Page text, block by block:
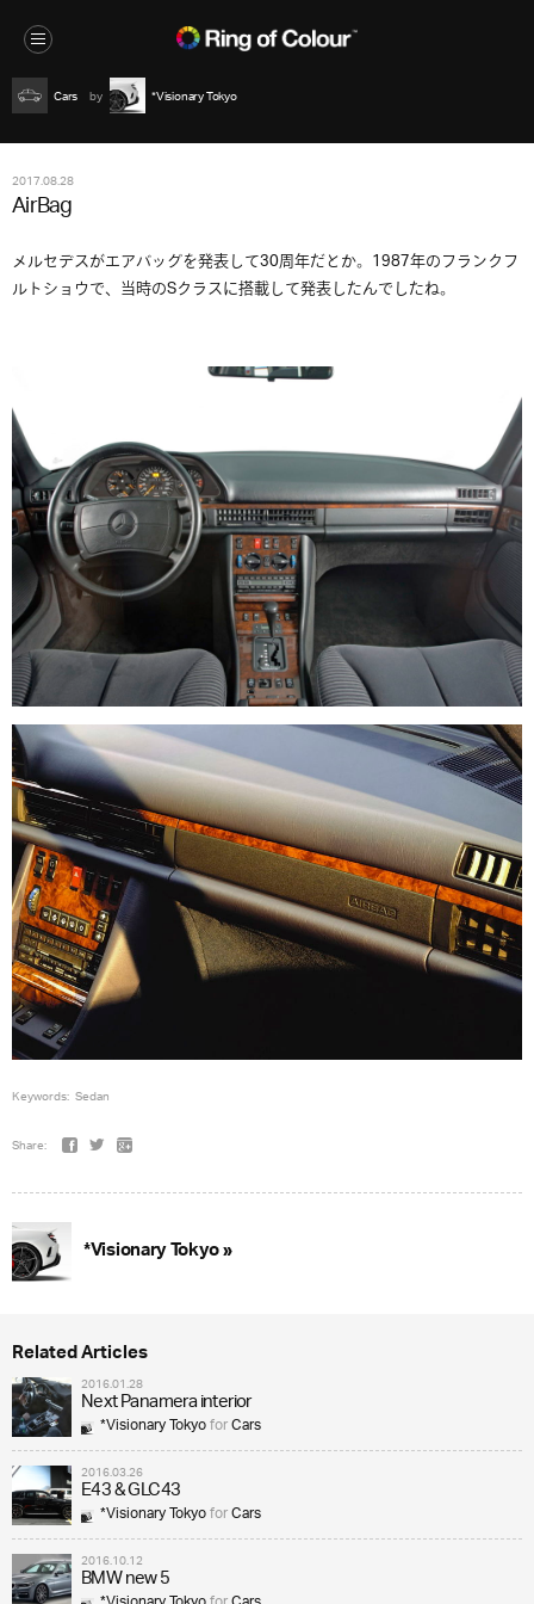
Cars *Visionary Tokyo
2017.08.28
AirBag
メルセデスがエアバッグを発表して30周年だとか。1987年のフランクフ
ルトショウで、当時のSクラスに搭載して発表したんでしたね。
Keywords: Sedan
Share:
*Visionary Tokyo »
Related Articles
2016.01.28
Next Panamera interior
*Visionary TokyoforCars
2016.03.26
E43 & GLC43
*Visionary TokyoforCars
2016.10.12
BMW new 5